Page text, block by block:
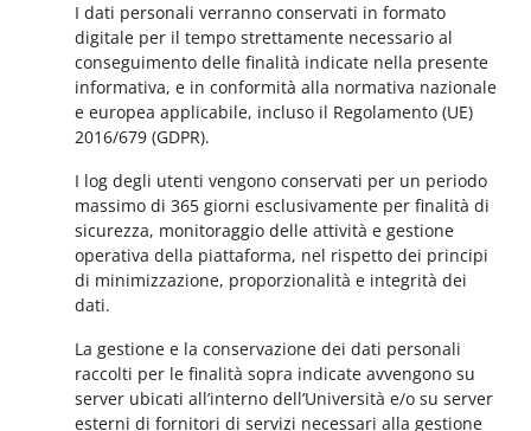
I dati personali verranno conservati in formato
digitale per il tempo strettamente necessario al
conseguimento delle finalità indicate nella presente
informativa, e in conformità alla normativa nazionale
e europea applicabile, incluso il Regolamento (UE)
2016/679 (GDPR).
I log degli utenti vengono conservati per un periodo
massimo di 365 giorni esclusivamente per finalità di
sicurezza, monitoraggio delle attività e gestione
operativa della piattaforma, nel rispetto dei principi
di minimizzazione, proporzionalità e integrità dei
dati.
La gestione e la conservazione dei dati personali
raccolti per le finalità sopra indicate avvengono su
server ubicati all’interno dell’Università e/o su server
esterni di fornitori di servizi necessari alla gestione